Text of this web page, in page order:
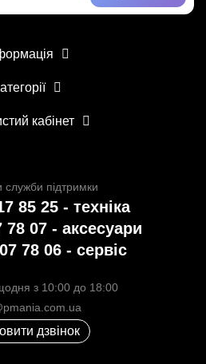
кабінет
служби підтримки
85 25 - техніка
78 07 - аксесуари
78 06 - сервіс
з 10:00 до 18:00
дзвінок